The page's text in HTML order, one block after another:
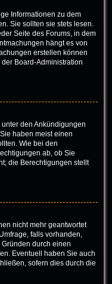
Informationen zu dem
Sie sollten sie stets lesen.
Seite des Forums, in dem
hängt es von
erstellen können
Board-Administration
den Ankündigungen
haben meist einen
Wie bei den
ab, ob Sie
die Berechtigungen stellt
nicht mehr geantwortet
falls vorhanden,
durch einen
Eventuell haben Sie auch
sofern dies durch die